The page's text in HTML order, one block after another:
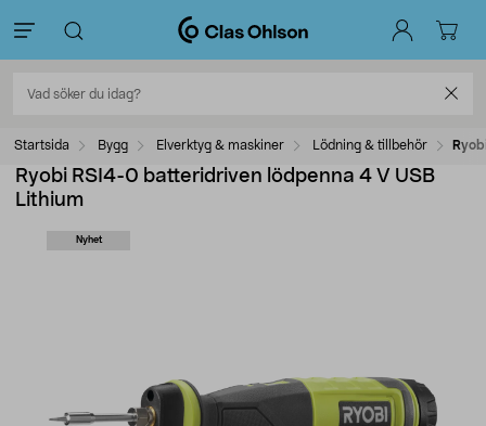
Startsida Bygg Elverktyg & maskiner Lödning & tillbehör
Ryobi RSI4-0 batteridriven lödpenna 4 V USB
Lithium
Nyhet